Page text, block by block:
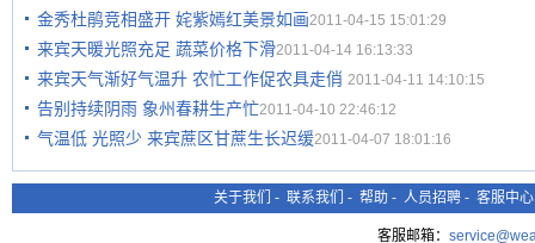
金秀杜鹃竞相盛开 姹紫嫣红美景如画2011-04-15 15:01:29
来宾天暖光照充足 蔬菜价格下滑2011-04-14 16:13:33
来宾天气渐好气温升 农忙工作促农具走俏 2011-04-11 14:10:15
告别持续阴雨 象州春耕生产忙2011-04-10 22:46:12
气温低 光照少 来宾蔗区甘蔗生长迟缓2011-04-07 18:01:16
关于我们 - 联系我们 - 帮助 - 人员招聘 - 客服中心
客服邮箱：